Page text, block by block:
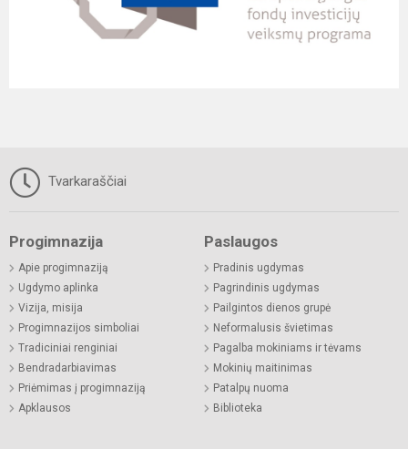
Tvarkaraščiai
Progimnazija
Apie progimnaziją
Ugdymo aplinka
Vizija, misija
Progimnazijos simboliai
Tradiciniai renginiai
Bendradarbiavimas
Priėmimas į progimnaziją
Apklausos
Paslaugos
Pradinis ugdymas
Pagrindinis ugdymas
Pailgintos dienos grupė
Neformalusis švietimas
Pagalba mokiniams ir tėvams
Mokinių maitinimas
Patalpų nuoma
Biblioteka